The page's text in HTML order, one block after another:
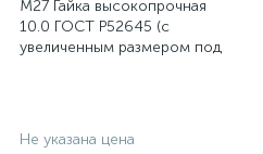
М27 Гайка высокопрочная
10.0 ГОСТ Р52645 (с
увеличенным размером под
Не указана цена